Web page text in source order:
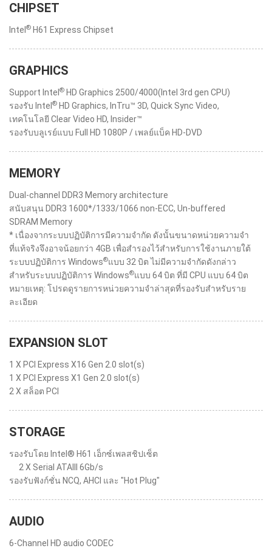
CHIPSET
Intel ® H61 Express Chipset
GRAPHICS
Support Intel ® HD Graphics 2500/4000(Intel 3rd gen CPU)
รองรับ Intel ® HD Graphics, InTru™ 3D, Quick Sync Video,
เทคโนโลยี Clear Video HD, Insider™
รองรับบลูเรย์แบบ Full HD 1080P / เพลย์แบ็ค HD-DVD
MEMORY
Dual-channel DDR3 Memory architecture
สนับสนุน DDR3 1600*/1333/1066 non-ECC, Un-buffered
SDRAM Memory
* เนื่องจากระบบปฏิบัติการมีความจำกัด ดังนั้นขนาดหน่วยความจำ
ที่แท้จริงจึงอาจน้อยกว่า 4GB เพื่อสำรองไว้สำหรับการใช้งานภายใต้
ระบบปฏิบัติการ Windows®แบบ 32 บิต ไม่มีความจำกัดดังกล่าว
สำหรับระบบปฏิบัติการ Windows®แบบ 64 บิต ที่มี CPU แบบ 64 บิต
หมายเหตุ: โปรดดูรายการหน่วยความจำล่าสุดที่รองรับสำหรับราย
ละเอียด
EXPANSION SLOT
1 X PCI Express X16 Gen 2.0 slot(s)
1 X PCI Express X1 Gen 2.0 slot(s)
2 X สล็อต PCI
STORAGE
รองรับโดย Intel® H61 เอ็กซ์เพลสชิปเซ็ต
2 X Serial ATAIII 6Gb/s
รองรับฟังก์ชั่น NCQ, AHCI และ "Hot Plug"
AUDIO
6-Channel HD audio CODEC